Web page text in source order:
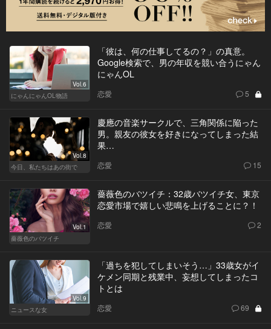
Vol.6
にゃんにゃんOL物語
「彼は、何の仕事してるの？」の真意。
Google検索で、男の年収を競い合うにゃん
にゃんOL
恋愛 5
Vol.8
今日、私たちはあの街で
慶應の音楽サークルで、三角関係に陥った
男。親友の彼女を好きになってしまった結
果…
恋愛 15
Vol.1
薔薇色のバツイチ
薔薇色のバツイチ：32歳バツイチ女、東京
恋愛市場で嬉しい悲鳴を上げることに？！
恋愛 2
Vol.9
ニュースな女
「過ちを犯してしまいそう…」33歳女がイ
ケメン同期と残業中、妄想してしまったコ
トとは
恋愛 69